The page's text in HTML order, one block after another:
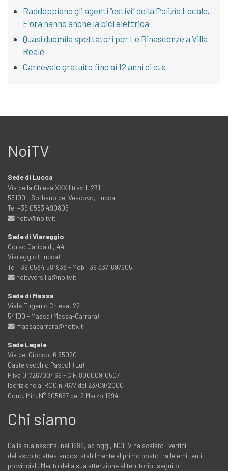
Raddoppiano gli agenti “estivi” della Polizia Locale.
E ora hanno anche la bici elettrica
Quasi duemila spettatori per Le Rinascenze a Villa
Reale
Carnevale gratuito fino ai 12 anni di età
NoiTV
Sede di Lucca
Via della Chiesa XXXII trav. I, 231
55100 - Sorbano del Vescovo, Lucca
Tel +39 0583 490805
noitv@noitv.it
Sede di Viareggio
Corso Garibaldi, 44
Viareggio (Lucca)
Tel +39 0584 581938 - Mob +39 3371697605
noitvversilia@noitv.it
Sede di Massa
Viale Eugenio Chiesa, 22
54100 - Massa (Massa-Carrara)
massacarrara@noitv.it
Sede Legale
Via del Ciocco, 6 55020
Castelvecchio Pascoli (Lu)
P.iva 01726700469 - C.F. 80000910507
Iscrizione al ROC n.7677 del 23/09/2000
Conc. Min. N° 905667 del 2 Marzo 1994
Chi siamo
Dalla sua nascita, nel 1989, ad oggi, NOITV ha scalato i vertici
dell'ascolto attestandosi stabilmente al primo posto tra le emittenti
provinciali. Merito della sua attenzione al territorio, seguito